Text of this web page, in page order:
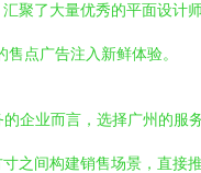
聚了大量优秀的平面设计
点广告注入新鲜体验。
企业而言，选择广州的
之间构建销售场景，直接